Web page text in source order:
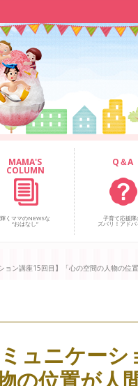
MAMA'S
COLUMN
輝くママのNEWSな
“おはなし”
Q＆A
子育て応援隊
ズバリ！アドバ
ョン講座15回目】「心の空間の人物の位
ュニケーシ
の位置が人